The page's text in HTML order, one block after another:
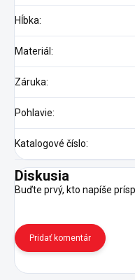
Hĺbka:
Materiál:
Záruka:
Pohlavie:
Katalogové číslo:
Diskusia
Buďte prvý, kto napíše
Pridať komentár